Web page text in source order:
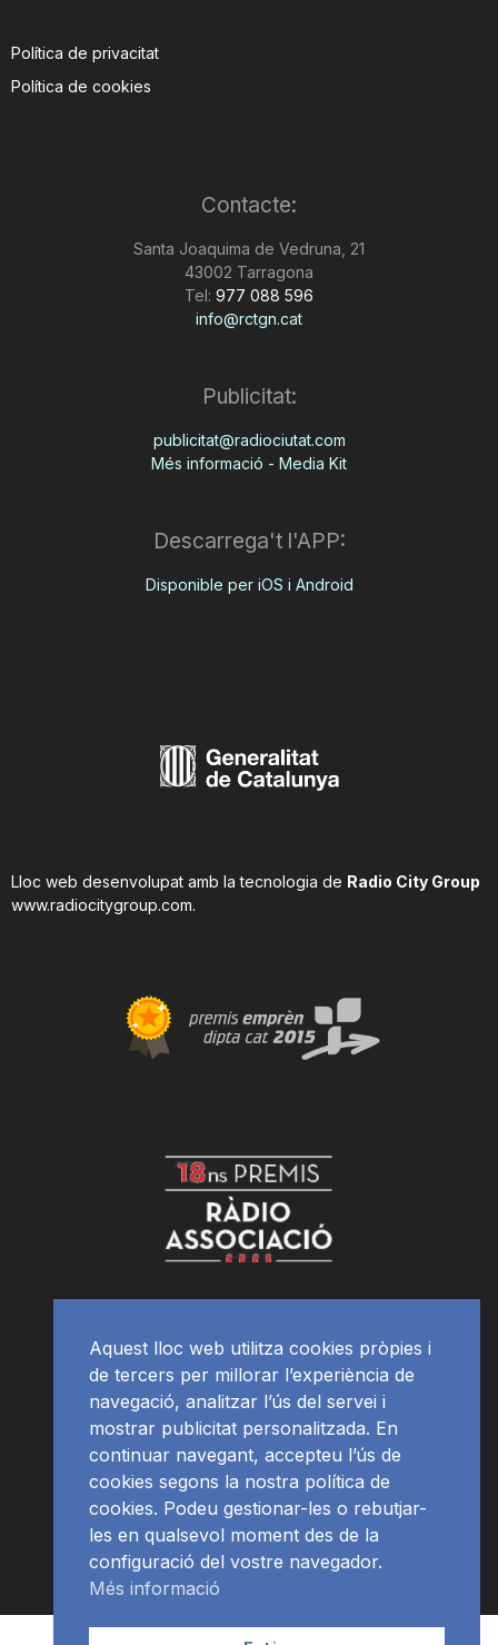
Política de privacitat
Política de cookies
Contacte:
Santa Joaquima de Vedruna, 21
43002 Tarragona
Tel: 977 088 596
info@rctgn.cat
Publicitat:
publicitat@radiociutat.com
Més informació - Media Kit
Descarrega't l'APP:
Disponible per iOS i Android
Lloc web desenvolupat amb la tecnologia de Radio City Group
www.radiocitygroup.com.
APP Programació
Aquest lloc web utilitza cookies pròpies i
de tercers per millorar l’experiència de
navegació, analitzar l’ús del servei i
mostrar publicitat personalitzada. En
continuar navegant, accepteu l’ús de
cookies segons la nostra política de
cookies. Podeu gestionar-les o rebutjar-
les en qualsevol moment des de la
configuració del vostre navegador.
Més informació